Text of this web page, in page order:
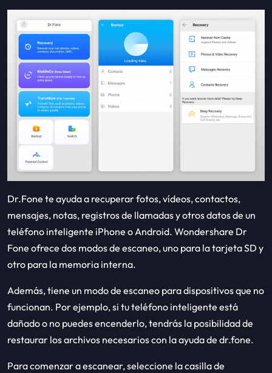
Dr.Fone te ayuda a recuperar fotos, vídeos, contactos,
mensajes, notas, registros de llamadas y otros datos de un
teléfono inteligente iPhone o Android. Wondershare Dr
Fone ofrece dos modos de escaneo, uno para la tarjeta SD y
otro para la memoria interna.
Además, tiene un modo de escaneo para dispositivos que no
funcionan. Por ejemplo, si tu teléfono inteligente está
dañado o no puedes encenderlo, tendrás la posibilidad de
restaurar los archivos necesarios con la ayuda de dr.fone.
Para comenzar a escanear, seleccione la casilla de